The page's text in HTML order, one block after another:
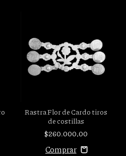
Rastra Flor de Cardo tiros
de costillas
$260.000,00